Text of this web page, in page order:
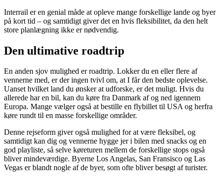
Interrail er en genial måde at opleve mange forskellige lande og byer
på kort tid – og samtidigt giver det en hvis fleksibilitet, da den helt
store planlægning ikke er nødvendig.
Den ultimative roadtrip
En anden sjov mulighed er roadtrip. Lokker du en eller flere af
vennerne med, er der ingen tvivl om, at I får den bedste oplevelse.
Uanset hvilket land du ønsker at udforske, er det muligt. Hvis du
allerede har en bil, kan du køre fra Danmark af og ned igennem
Europa. Mange vælger også at bestille en flybillet til USA og herfra
køre rundt til en masse forskellige områder.
Denne rejseform giver også mulighed for at være fleksibel, og
samtidigt kan dig og vennerne hygge jer i bilen med snacks og en
god playliste, så selve køreturen mellem de forskellige stops også
bliver mindeværdige. Byerne Los Angelas, San Fransisco og Las
Vegas er blandt nogle af de byer, som ofte bliver besøgt af turister.